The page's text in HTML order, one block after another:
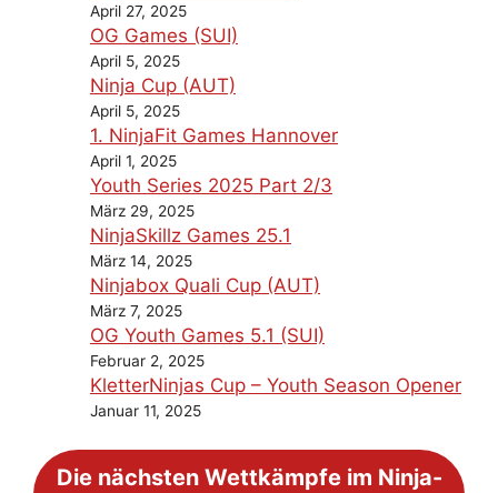
April 27, 2025
OG Games (SUI)
April 5, 2025
Ninja Cup (AUT)
April 5, 2025
1. NinjaFit Games Hannover
April 1, 2025
Youth Series 2025 Part 2/3
März 29, 2025
NinjaSkillz Games 25.1
März 14, 2025
Ninjabox Quali Cup (AUT)
März 7, 2025
OG Youth Games 5.1 (SUI)
Februar 2, 2025
KletterNinjas Cup – Youth Season Opener
Januar 11, 2025
Die nächsten Wettkämpfe im Ninja-